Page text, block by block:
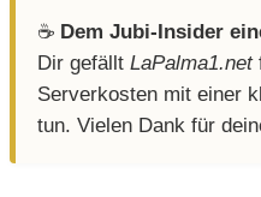
☕️ Dem Jubi-Insider
Dir gefällt LaPalma1.net
Serverkosten mit einer
tun. Vielen Dank für